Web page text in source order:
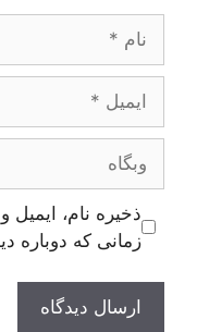
وبگاه
ذخیره نام،
زمانی که دوباره